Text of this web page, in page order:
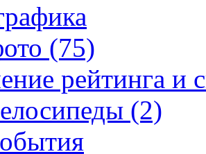
(75)
рейтинга и
(2)